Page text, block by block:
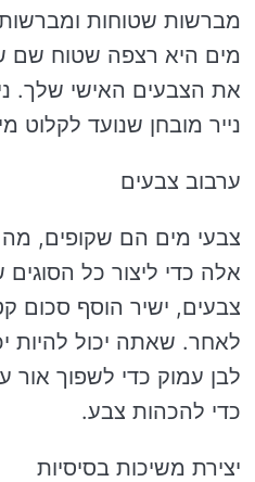
מברשות שטוחות
מים היא רצפה שטוח שם
את הצבעים האישי שלך.
נייר מובחן שנועד
ערבוב צבעים
צבעי מים הם שקופים,
אלה כדי ליצור כל
צבעים, ישיר הוסף סכום
לאחר. שאתה יכול להיות
לבן עמוק כדי לשפוך
כדי להכהות צבע.
יצירת משיכות בסיסיות